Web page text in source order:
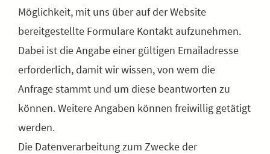
Möglichkeit, mit uns über auf der Website
bereitgestellte Formulare Kontakt aufzunehmen.
Dabei ist die Angabe einer gültigen Emailadresse
erforderlich, damit wir wissen, von wem die
Anfrage stammt und um diese beantworten zu
können. Weitere Angaben können freiwillig getätigt
werden.
Die Datenverarbeitung zum Zwecke der